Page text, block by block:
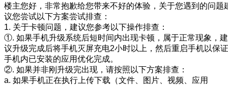
楼主您好，非常抱歉给您带来不好的体验，关于您遇到的问题
议您尝试以下方案尝试排查：
1. 关于卡顿问题，建议您参考以下操作排查：
①. 如果手机升级系统后短时间内出现卡顿，属于正常现象，建
议升级完成后将手机灭屏充电2小时以上，然后重启手机以保证
手机内已安装的应用优化完成。
②. 如果并非刚升级完出现，请按照以下方案排查：
a. 如果手机正在执行上传下载（文件、图片、视频、应用